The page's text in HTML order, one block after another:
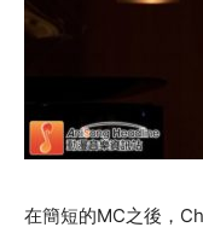
在簡短的MC之後，